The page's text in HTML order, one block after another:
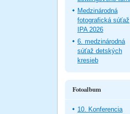
Medzinárodná
fotografická súťaž
IPA 2026
6. medzinárodná
súťaž detských
kresieb
Fotoalbum
10. Konferencia